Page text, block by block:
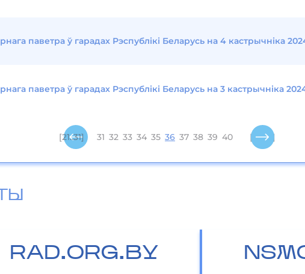
паветра ў гарадах Рэспублікі Беларусь на 4 кастрычніка
паветра ў гарадах Рэспублікі Беларусь на 3 кастрычніка
[21..31] 31 32 33 34 35 36 37 38 39 40 [41..51]
RAD.ORG.BY